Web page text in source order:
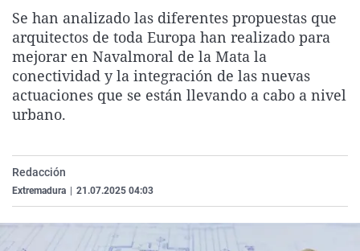
La rosa de los vientos
Gente viajera
Como el perro y el
Caso
Retornados
Equipo de
Operación Viuda
Extremadura
Galicia
La Rioja
Navarra
Virales
Televisión
Elecciones
Se han analizado las diferentes propuestas que
arquitectos de toda Europa han realizado para
mejorar en Navalmoral de la Mata la
conectividad y la integración de las nuevas
actuaciones que se están llevando a cabo a nivel
urbano.
Redacción
Extremadura 21.07.2025 04:03